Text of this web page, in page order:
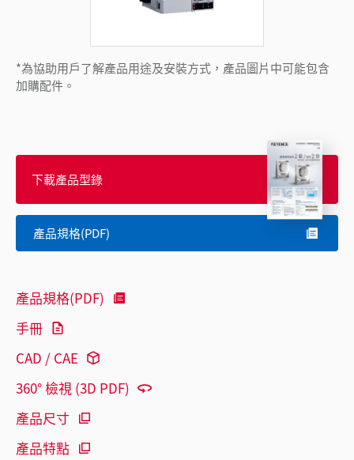
*為協助用戶了解產品用途及安裝方式，產品圖片中可能包含
加購配件。
下載產品型錄
產品規格(PDF)
產品規格(PDF)
手冊
CAD / CAE
360° 檢視 (3D PDF)
產品尺寸
產品特點